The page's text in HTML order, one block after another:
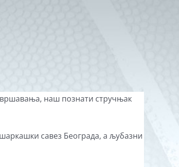
наш познати стручњак
савез Београда, а љубазни